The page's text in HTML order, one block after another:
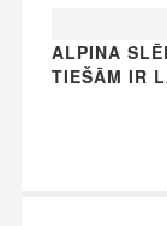
ALPINA
TIEŠĀM IR